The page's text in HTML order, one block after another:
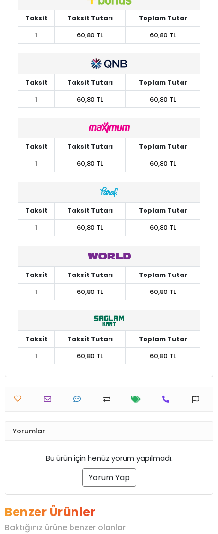
Taksit Taksit Tutarı
Toplam Tutar
1
60,80 TL 60,80 TL
Taksit Taksit Tutarı
Toplam Tutar
1
60,80 TL 60,80 TL
Taksit Taksit Tutarı
Toplam Tutar
1
60,80 TL 60,80 TL
Taksit Taksit Tutarı
Toplam Tutar
1
60,80 TL 60,80 TL
Taksit Taksit Tutarı
Toplam Tutar
1
60,80 TL 60,80 TL
Taksit Taksit Tutarı
Toplam Tutar
1
60,80 TL 60,80 TL
Yorumlar
Bu ürün için henüz yorum yapılmadı.
Yorum Yap
Benzer Ürünler
Baktığınız ürüne benzer olanlar